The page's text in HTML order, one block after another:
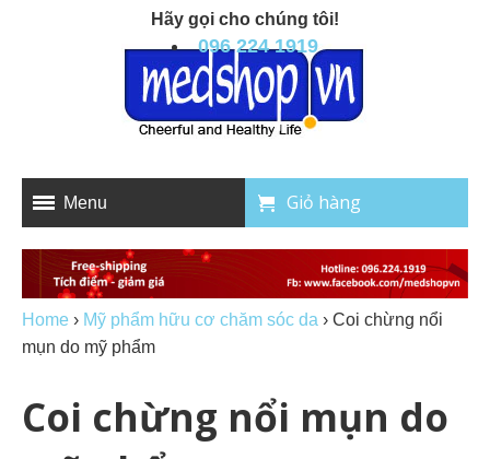
Menu Giỏ hàng
Hãy gọi cho chúng tôi!
096 224 1919
Home › Mỹ phẩm hữu cơ chăm sóc da › Coi chừng nổi
mụn do mỹ phẩm
Coi chừng nổi mụn do